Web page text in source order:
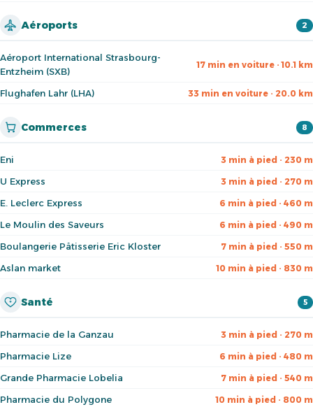
Aéroports 2
Aéroport International Strasbourg-
Entzheim (SXB)
17 min en voiture · 10.1 km
Flughafen Lahr (LHA) 33 min en voiture · 20.0 km
Commerces 8
Eni 3 min à pied · 230 m
U Express 3 min à pied · 270 m
E. Leclerc Express 6 min à pied · 460 m
Le Moulin des Saveurs 6 min à pied · 490 m
Boulangerie Pâtisserie Eric Kloster 7 min à pied · 550 m
Aslan market 10 min à pied · 830 m
Santé 5
Pharmacie de la Ganzau 3 min à pied · 270 m
Pharmacie Lize 6 min à pied · 480 m
Grande Pharmacie Lobelia 7 min à pied · 540 m
Pharmacie du Polygone 10 min à pied · 800 m